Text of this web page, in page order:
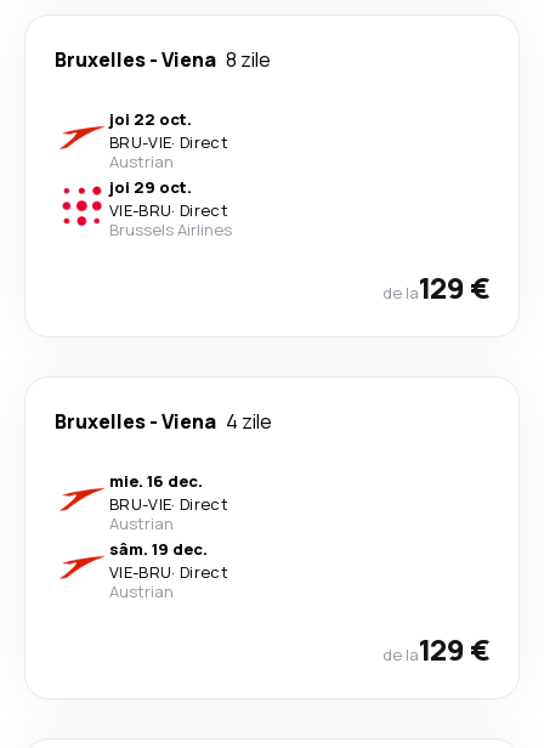
Bruxelles-Viena 8 zile
joi 22 oct.
BRU-VIE· Direct
Austrian
joi 29 oct.
VIE-BRU· Direct
Brussels Airlines
de la129 €
Bruxelles-Viena 4 zile
mie. 16 dec.
BRU-VIE· Direct
Austrian
sâm. 19 dec.
VIE-BRU· Direct
Austrian
de la129 €